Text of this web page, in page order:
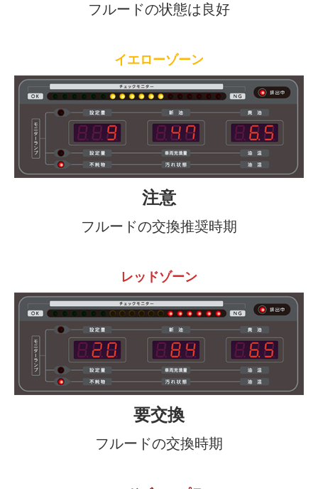
フルードの状態は良好
イエローゾーン
注意
フルードの交換推奨時期
レッドゾーン
要交換
フルードの交換時期